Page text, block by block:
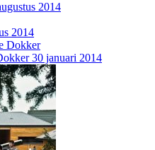
2014
2014
30 januari 2014